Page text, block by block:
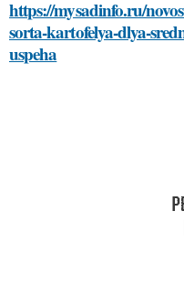
https://mysadinfo.ru/
sorta-kartofelya-dlya-
uspeha